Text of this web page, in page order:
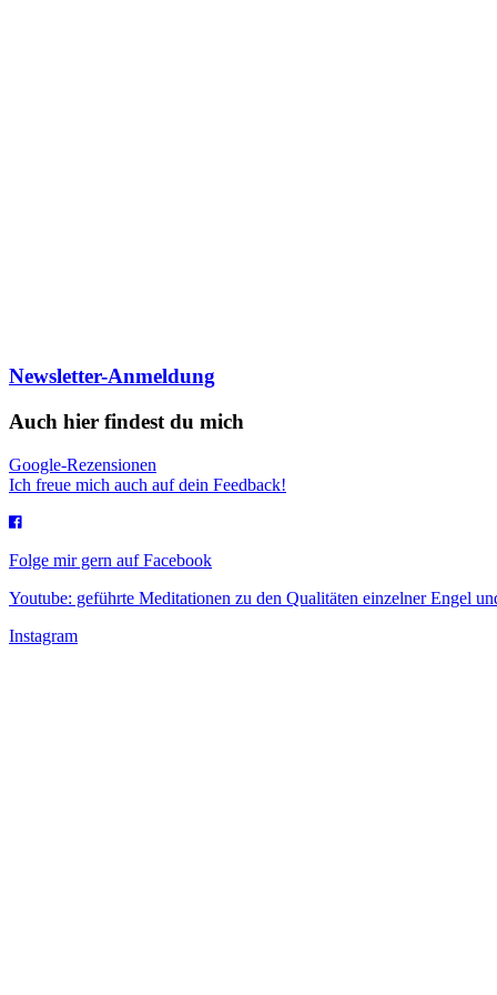
Newsletter-Anmeldung
Auch hier findest du mich
Google-Rezensionen
Ich freue mich auch auf dein Feedback!
Folge mir gern auf Facebook
Youtube: geführte Meditationen zu den Qualitäten einzelner Engel
Instagram